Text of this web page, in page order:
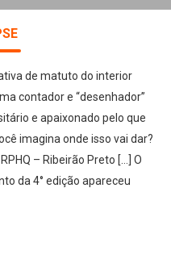
de matuto do interior
contador e “desenhador”
e apaixonado pelo que
imagina onde isso vai dar?
– Ribeirão Preto […] O
da 4° edição apareceu